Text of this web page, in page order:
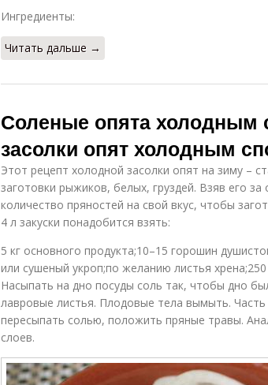
Ингредиенты:
Читать дальше →
Соленые опята холодным
засолки опят холодным
Этот рецепт холодной засолки опят на зиму –
заготовки рыжиков, белых, груздей. Взяв его
количество пряностей на свой вкус, чтобы
4 л закуски понадобится взять:
5 кг основного продукта;10–15 горошин
или сушеный укроп;по желанию листья
Насыпать на дно посуды соль так, чтобы дно
лавровые листья. Плодовые тела вымыть.
пересыпать солью, положить пряные травы.
слоев.